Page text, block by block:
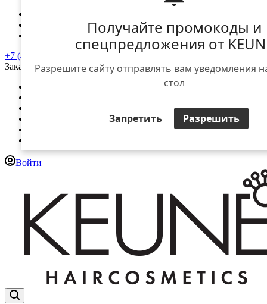
Получайте промокоды и
спецпредложения от
Разрешите сайту отправлять вам уведомления
стол
Запретить Разрешить
+7 (499) 486-15-36
Заказать звонок
Войти